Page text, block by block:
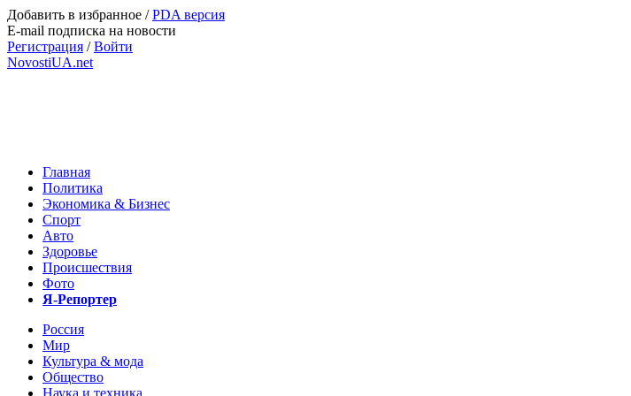
Добавить в избранное /PDA версия
E-mail подписка на новости
Регистрация /Войти
NovostiUA.net
Главная
Политика
Экономика & Бизнес
Спорт
Авто
Здоровье
Происшествия
Фото
Я-Репортер
Россия
Мир
Культура & мода
Общество
Наука и техника